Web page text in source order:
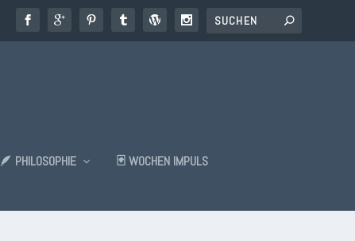
🪶 PHILOSOPHIE 🃏 WOCHEN IMPULS